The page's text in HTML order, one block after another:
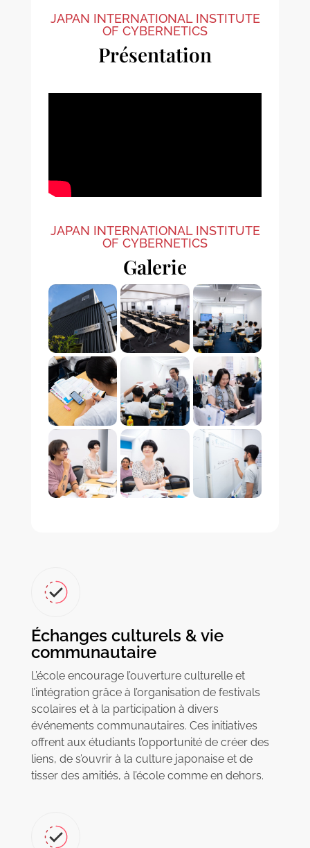
JAPAN INTERNATIONAL INSTITUTE
OF CYBERNETICS
Présentation
JAPAN INTERNATIONAL INSTITUTE
OF CYBERNETICS
Galerie
Échanges culturels & vie
communautaire
L’école encourage l’ouverture culturelle et
l’intégration grâce à l’organisation de festivals
scolaires et à la participation à divers
événements communautaires. Ces initiatives
offrent aux étudiants l’opportunité de créer des
liens, de s’ouvrir à la culture japonaise et de
tisser des amitiés, à l’école comme en dehors.